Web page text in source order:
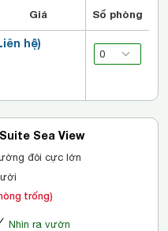
Giá Số phòng
hệ)
Sea View
đôi cực lớn
trống)
Nhìn ra vườn